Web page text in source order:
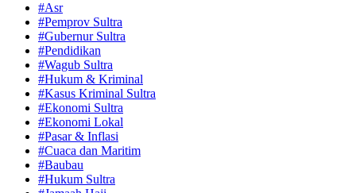
#Asr
#Pemprov Sultra
#Gubernur Sultra
#Pendidikan
#Wagub Sultra
#Hukum & Kriminal
#Kasus Kriminal Sultra
#Ekonomi Sultra
#Ekonomi Lokal
#Pasar & Inflasi
#Cuaca dan Maritim
#Baubau
#Hukum Sultra